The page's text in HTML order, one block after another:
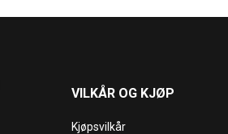
VILKÅR OG KJØP
Kjøpsvilkår